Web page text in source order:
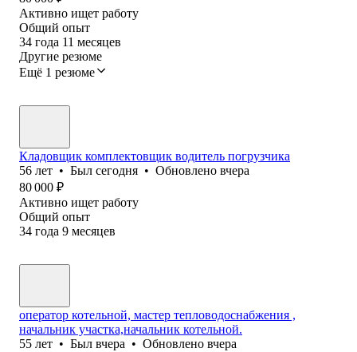
Активно ищет работу
Общий опыт
34 года 11 месяцев
Другие резюме
Ещё 1 резюме
Кладовщик комплектовщик водитель погрузчика
56 лет • Был сегодня • Обновлено вчера
80 000 ₽
Активно ищет работу
Общий опыт
34 года 9 месяцев
оператор котельной, мастер тепловодоснабжения ,
начальник участка,начальник котельной.
55 лет • Был вчера • Обновлено вчера